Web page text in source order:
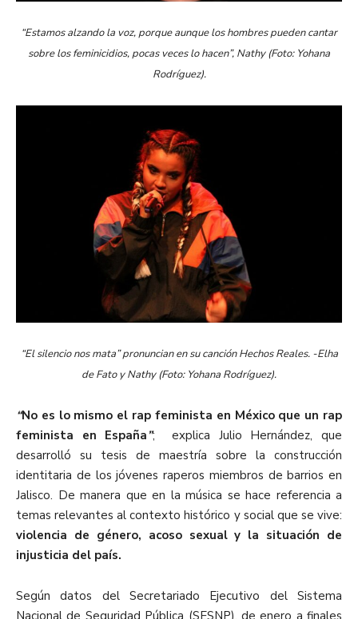
“Estamos alzando la voz, porque aunque los hombres pueden cantar
sobre los feminicidios, pocas veces lo hacen”, Nathy(Foto: Yohana
Rodríguez).
“El silencio nos mata”pronuncian en su canción Hechos Reales. -Elha
de Fato y Nathy (Foto: Yohana Rodríguez).
“No es lo mismo el rap feminista en México que un rap
feminista en España ”; explica Julio Hernández, que
desarrolló su tesis de maestría sobre la construcción
identitaria de los jóvenes raperos miembros de barrios en
Jalisco. De manera que en la música se hace referencia a
temas relevantes al contexto histórico y social que se vive:
violencia de género, acoso sexual y la situación de
injusticia del país.
Según datos del Secretariado Ejecutivo del Sistema